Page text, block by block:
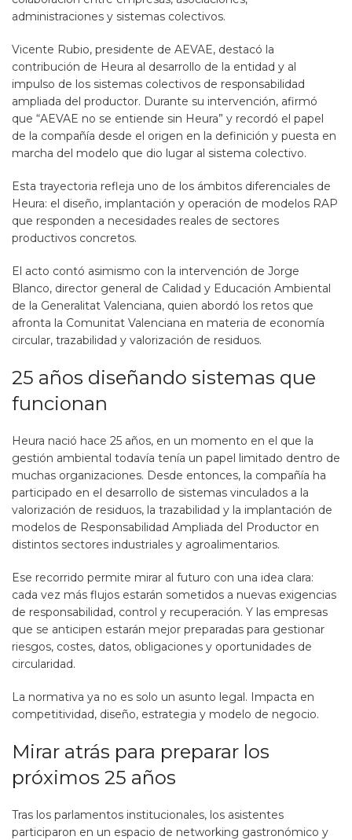
administraciones y sistemas colectivos.
Vicente Rubio, presidente de AEVAE, destacó la
contribución de Heura al desarrollo de la entidad y al
impulso de los sistemas colectivos de responsabilidad
ampliada del productor. Durante su intervención, afirmó
que “AEVAE no se entiende sin Heura” y recordó el papel
de la compañía desde el origen en la definición y puesta en
marcha del modelo que dio lugar al sistema colectivo.
Esta trayectoria refleja uno de los ámbitos diferenciales de
Heura: el diseño, implantación y operación de modelos RAP
que responden a necesidades reales de sectores
productivos concretos.
El acto contó asimismo con la intervención de Jorge
Blanco, director general de Calidad y Educación Ambiental
de la Generalitat Valenciana, quien abordó los retos que
afronta la Comunitat Valenciana en materia de economía
circular, trazabilidad y valorización de residuos.
25 años diseñando sistemas que
funcionan
Heura nació hace 25 años, en un momento en el que la
gestión ambiental todavía tenía un papel limitado dentro de
muchas organizaciones. Desde entonces, la compañía ha
participado en el desarrollo de sistemas vinculados a la
valorización de residuos, la trazabilidad y la implantación de
modelos de Responsabilidad Ampliada del Productor en
distintos sectores industriales y agroalimentarios.
Ese recorrido permite mirar al futuro con una idea clara:
cada vez más flujos estarán sometidos a nuevas exigencias
de responsabilidad, control y recuperación. Y las empresas
que se anticipen estarán mejor preparadas para gestionar
riesgos, costes, datos, obligaciones y oportunidades de
circularidad.
La normativa ya no es solo un asunto legal. Impacta en
competitividad, diseño, estrategia y modelo de negocio.
Mirar atrás para preparar los
próximos 25 años
Tras los parlamentos institucionales, los asistentes
participaron en un espacio de networking gastronómico y